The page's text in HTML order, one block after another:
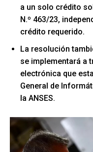
a un solo crédito
N.º 463/23,
crédito requerido.
La resolución
se implementará a
electrónica que
General de
la ANSES.